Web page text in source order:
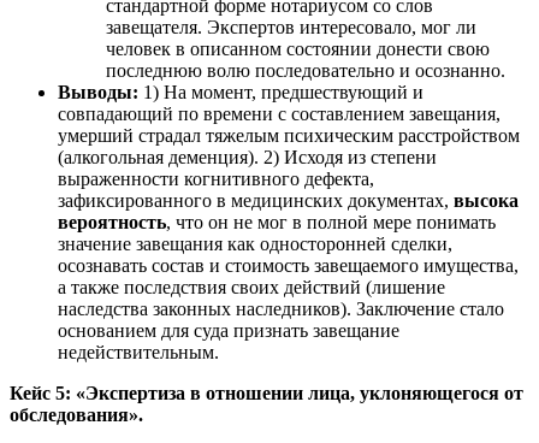
стандартной форме нотариусом со слов
завещателя. Экспертов интересовало, мог ли
человек в описанном состоянии донести свою
последнюю волю последовательно и осознанно.
Выводы: 1) На момент, предшествующий и
совпадающий по времени с составлением завещания,
умерший страдал тяжелым психическим расстройством
(алкогольная деменция). 2) Исходя из степени
выраженности когнитивного дефекта,
зафиксированного в медицинских документах, высока
вероятность, что он не мог в полной мере понимать
значение завещания как односторонней сделки,
осознавать состав и стоимость завещаемого имущества,
а также последствия своих действий (лишение
наследства законных наследников). Заключение стало
основанием для суда признать завещание
недействительным.
Кейс 5: «Экспертиза в отношении лица, уклоняющегося от
обследования».